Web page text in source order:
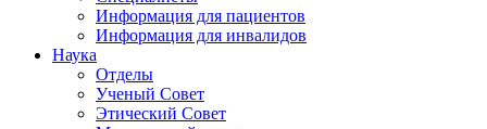
Информация для пациентов
Информация для инвалидов
Наука
Отделы
Ученый Совет
Этический Совет